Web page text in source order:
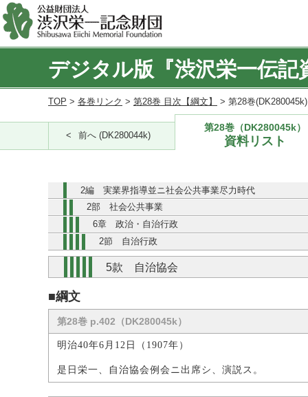
デジタル版『渋沢栄一伝記
TOP > 各巻リンク > 第28巻 目次【綱文】 > 第28巻
前へ (DK280044k)
第28巻（DK280045k）
資料リスト
2編 実業界指導並ニ社会公共事業尽力時代
2部 社会公共事業
6章 政治・自治行政
2節 自治行政
5款 自治協会
■綱文
第28巻 p.402（DK280045k）
明治40年6月12日（1907年）
是日栄一、自治協会例会ニ出席シ、演説ス。